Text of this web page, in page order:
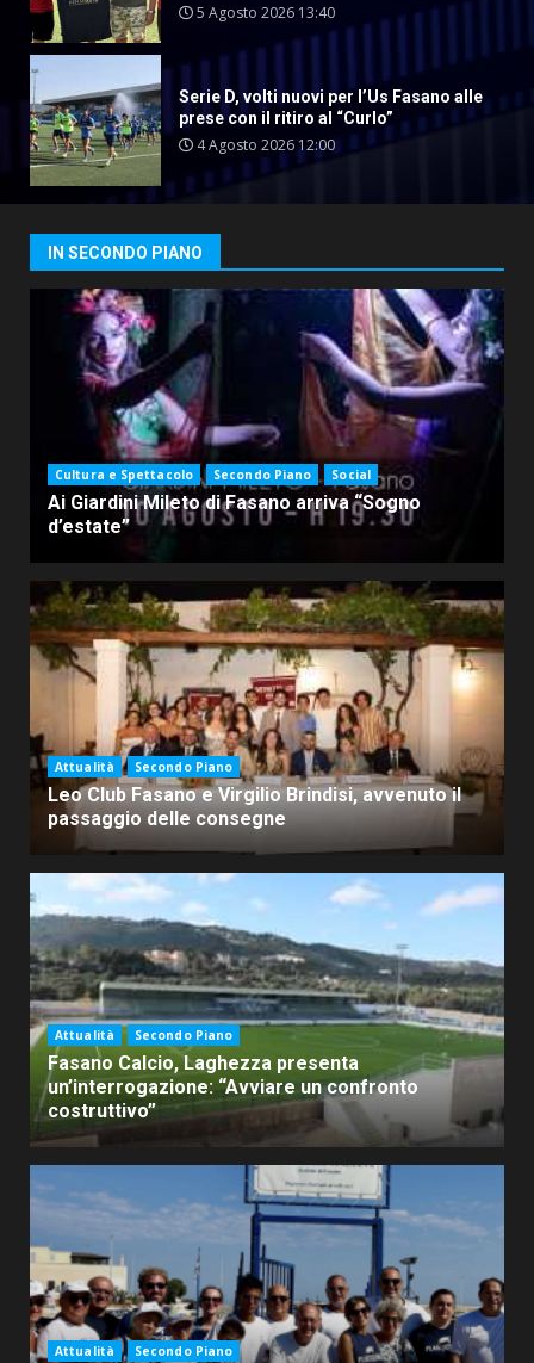
5 Agosto 2026 13:40
Serie D, volti nuovi per l’Us Fasano alle
prese con il ritiro al “Curlo”
4 Agosto 2026 12:00
IN SECONDO PIANO
Cultura e Spettacolo Secondo Piano Social
Ai Giardini Mileto di Fasano arriva “Sogno
d’estate”
Attualità Secondo Piano
Leo Club Fasano e Virgilio Brindisi, avvenuto il
passaggio delle consegne
Attualità Secondo Piano
Fasano Calcio, Laghezza presenta
un’interrogazione: “Avviare un confronto
costruttivo”
Attualità Secondo Piano